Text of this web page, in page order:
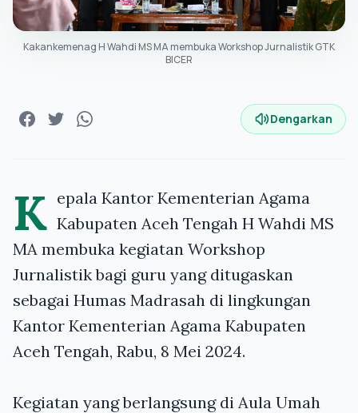
Kakankemenag H Wahdi MS MA membuka Workshop Jurnalistik GTK
BICER
Dengarkan
K epala Kantor Kementerian Agama
Kabupaten Aceh Tengah H Wahdi MS
MA membuka kegiatan Workshop
Jurnalistik bagi guru yang ditugaskan
sebagai Humas Madrasah di lingkungan
Kantor Kementerian Agama Kabupaten
Aceh Tengah, Rabu, 8 Mei 2024.
Kegiatan yang berlangsung di Aula Umah